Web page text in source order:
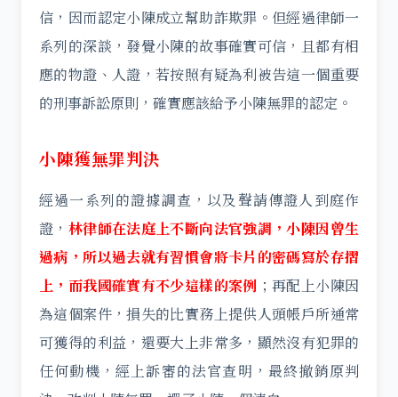
信，因而認定小陳成立幫助詐欺罪。但經過律師一
系列的深談，發覺小陳的故事確實可信，且都有相
應的物證、人證，若按照有疑為利被告這一個重要
的刑事訴訟原則，確實應該給予小陳無罪的認定。
小陳獲無罪判決
經過一系列的證據調查，以及聲請傳證人到庭作
證， 林律師在法庭上不斷向法官強調，小陳因曾生
過病，所以過去就有習慣會將卡片的密碼寫於存摺
上，而我國確實有不少這樣的案例 ；再配上小陳因
為這個案件，損失的比實務上提供人頭帳戶所通常
可獲得的利益，還要大上非常多，顯然沒有犯罪的
任何動機，經上訴審的法官查明，最終撤銷原判